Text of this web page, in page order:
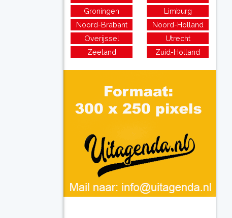
Groningen
Limburg
Noord-Brabant
Noord-Holland
Overijssel
Utrecht
Zeeland
Zuid-Holland